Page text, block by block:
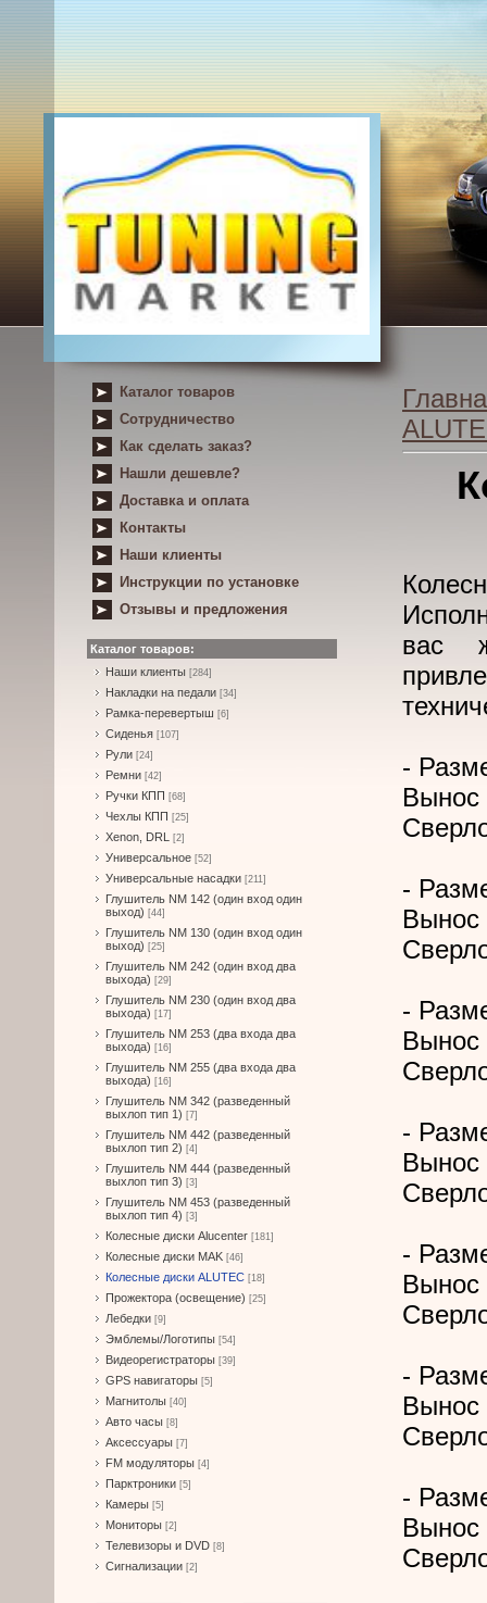
Каталог товаров
Сотрудничество
Как сделать заказ?
Нашли дешевле?
Доставка и оплата
Контакты
Наши клиенты
Инструкции по установке
Отзывы и предложения
Каталог товаров:
Наши клиенты [284]
Накладки на педали [34]
Рамка-перевертыш [6]
Сиденья [107]
Рули [24]
Ремни [42]
Ручки КПП [68]
Чехлы КПП [25]
Xenon, DRL [2]
Универсальное [52]
Универсальные насадки [211]
Глушитель NM 142 (один вход один
выход) [44]
Глушитель NM 130 (один вход один
выход) [25]
Глушитель NM 242 (один вход два
выхода) [29]
Глушитель NM 230 (один вход два
выхода) [17]
Глушитель NM 253 (два входа два
выхода) [16]
Глушитель NM 255 (два входа два
выхода) [16]
Глушитель NM 342 (разведенный
выхлоп тип 1) [7]
Глушитель NM 442 (разведенный
выхлоп тип 2) [4]
Глушитель NM 444 (разведенный
выхлоп тип 3) [3]
Глушитель NM 453 (разведенный
выхлоп тип 4) [3]
Колесные диски Alucenter [181]
Колесные диски MAK [46]
Колесные диски ALUTEC [18]
Прожектора (освещение) [25]
Лебедки [9]
Эмблемы/Логотипы [54]
Видеорегистраторы [39]
GPS навигаторы [5]
Магнитолы [40]
Авто часы [8]
Аксессуары [7]
FM модуляторы [4]
Парктроники [5]
Камеры [5]
Мониторы [2]
Телевизоры и DVD [8]
Сигнализации [2]
вас
-
Вынос
-
Вынос
-
Вынос
-
Вынос
-
Вынос
-
Вынос
-
Вынос